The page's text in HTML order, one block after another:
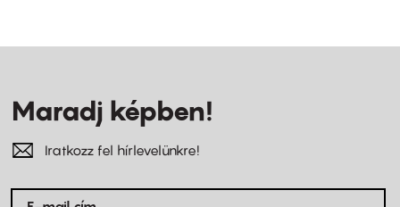
Maradj képben!
Iratkozz fel hírlevelünkre!